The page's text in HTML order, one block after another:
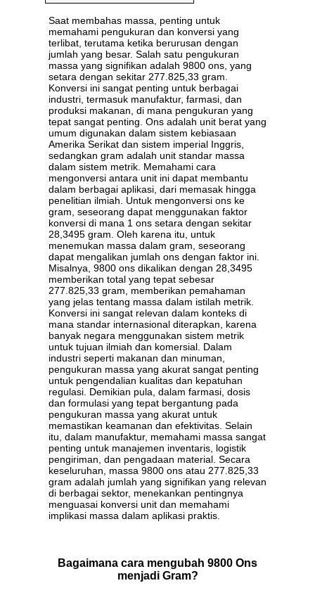
Saat membahas massa, penting untuk
memahami pengukuran dan konversi yang
terlibat, terutama ketika berurusan dengan
jumlah yang besar. Salah satu pengukuran
massa yang signifikan adalah 9800 ons, yang
setara dengan sekitar 277.825,33 gram.
Konversi ini sangat penting untuk berbagai
industri, termasuk manufaktur, farmasi, dan
produksi makanan, di mana pengukuran yang
tepat sangat penting. Ons adalah unit berat yang
umum digunakan dalam sistem kebiasaan
Amerika Serikat dan sistem imperial Inggris,
sedangkan gram adalah unit standar massa
dalam sistem metrik. Memahami cara
mengonversi antara unit ini dapat membantu
dalam berbagai aplikasi, dari memasak hingga
penelitian ilmiah. Untuk mengonversi ons ke
gram, seseorang dapat menggunakan faktor
konversi di mana 1 ons setara dengan sekitar
28,3495 gram. Oleh karena itu, untuk
menemukan massa dalam gram, seseorang
dapat mengalikan jumlah ons dengan faktor ini.
Misalnya, 9800 ons dikalikan dengan 28,3495
memberikan total yang tepat sebesar
277.825,33 gram, memberikan pemahaman
yang jelas tentang massa dalam istilah metrik.
Konversi ini sangat relevan dalam konteks di
mana standar internasional diterapkan, karena
banyak negara menggunakan sistem metrik
untuk tujuan ilmiah dan komersial. Dalam
industri seperti makanan dan minuman,
pengukuran massa yang akurat sangat penting
untuk pengendalian kualitas dan kepatuhan
regulasi. Demikian pula, dalam farmasi, dosis
dan formulasi yang tepat bergantung pada
pengukuran massa yang akurat untuk
memastikan keamanan dan efektivitas. Selain
itu, dalam manufaktur, memahami massa sangat
penting untuk manajemen inventaris, logistik
pengiriman, dan pengadaan material. Secara
keseluruhan, massa 9800 ons atau 277.825,33
gram adalah jumlah yang signifikan yang relevan
di berbagai sektor, menekankan pentingnya
menguasai konversi unit dan memahami
implikasi massa dalam aplikasi praktis.
Bagaimana cara mengubah 9800 Ons
menjadi Gram?